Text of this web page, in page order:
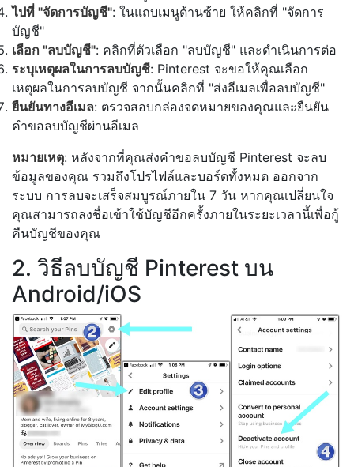
ไปที่ "จัดการบัญชี": ในแถบเมนูด้านซ้าย ให้คลิกที่ "จัดการ
บัญชี"
เลือก "ลบบัญชี": คลิกที่ตัวเลือก "ลบบัญชี" และดำเนินการต่อ
ระบุเหตุผลในการลบบัญชี: Pinterest จะขอให้คุณเลือก
เหตุผลในการลบบัญชี จากนั้นคลิกที่ "ส่งอีเมลเพื่อลบบัญชี"
ยืนยันทางอีเมล: ตรวจสอบกล่องจดหมายของคุณและยืนยัน
คำขอลบบัญชีผ่านอีเมล
หมายเหตุ: หลังจากที่คุณส่งคำขอลบบัญชี Pinterest จะลบ
ข้อมูลของคุณ รวมถึงโปรไฟล์และบอร์ดทั้งหมด ออกจาก
ระบบ การลบจะเสร็จสมบูรณ์ภายใน 7 วัน หากคุณเปลี่ยนใจ
คุณสามารถลงชื่อเข้าใช้บัญชีอีกครั้งภายในระยะเวลานี้เพื่อกู้
คืนบัญชีของคุณ
2. วิธีลบบัญชี Pinterest บน
Android/iOS